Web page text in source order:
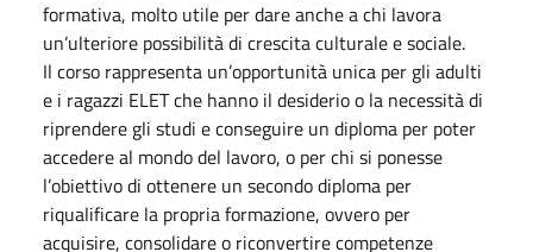
formativa, molto utile per dare anche a chi lavora
un’ulteriore possibilità di crescita culturale e sociale.
Il corso rappresenta un’opportunità unica per gli adulti
e i ragazzi ELET che hanno il desiderio o la necessità di
riprendere gli studi e conseguire un diploma per poter
accedere al mondo del lavoro, o per chi si ponesse
l’obiettivo di ottenere un secondo diploma per
riqualificare la propria formazione, ovvero per
acquisire, consolidare o riconvertire competenze